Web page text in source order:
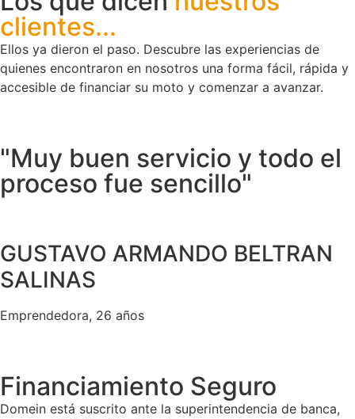
clientes...
Ellos ya dieron el paso. Descubre las experiencias de
quienes encontraron en nosotros una forma fácil, rápida y
accesible de financiar su moto y comenzar a avanzar.
"Muy buen servicio y todo el
proceso fue sencillo"
GUSTAVO ARMANDO BELTRAN
SALINAS
Emprendedora, 26 años
Financiamiento Seguro
Domein está suscrito ante la superintendencia de banca,